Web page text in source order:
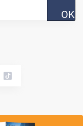
OK